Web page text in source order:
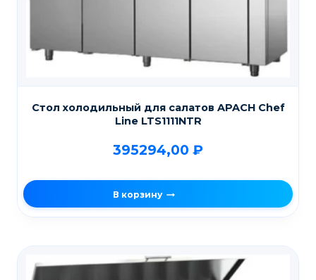
Стол холодильный для салатов APACH Chef
Line LTS1111NTR
395294,00 ₽
В корзину